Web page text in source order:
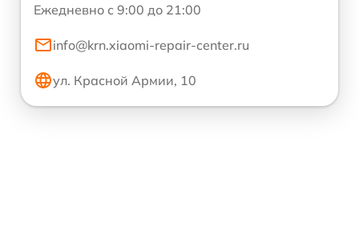
Ежедневно с 9:00 до 21:00
info@krn.xiaomi-repair-center.ru
ул. Красной Армии, 10